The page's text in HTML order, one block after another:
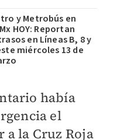
y Metrobús en
HOY: Reportan
en Líneas B, 8 y
miércoles 13 de
había
el
la Cruz Roja